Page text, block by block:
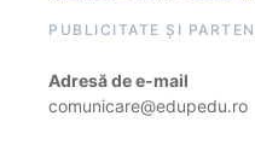
PUBLICITATE ȘI
Adresă de e-mail
comunicare@edupedu.ro